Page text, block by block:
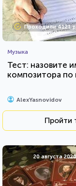
Проходили 4121
Музыка
Тест: назовите
композитора по
AlexYasnovidov
Пройти
20 августа 2020